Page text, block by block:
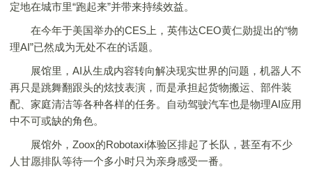
定地在城市里“跑起来”并带来持续效益。
在今年于美国举办的CES上，英伟达CEO黄仁勋提出的“物
理AI”已然成为无处不在的话题。
展馆里，AI从生成内容转向解决现实世界的问题，机器人不
再只是跳舞翻跟头的炫技表演，而是承担起货物搬运、部件装
配、家庭清洁等各种各样的任务。自动驾驶汽车也是物理AI应用
中不可或缺的角色。
展馆外，Zoox的Robotaxi体验区排起了长队，甚至有不少
人甘愿排队等待一个多小时只为亲身感受一番。